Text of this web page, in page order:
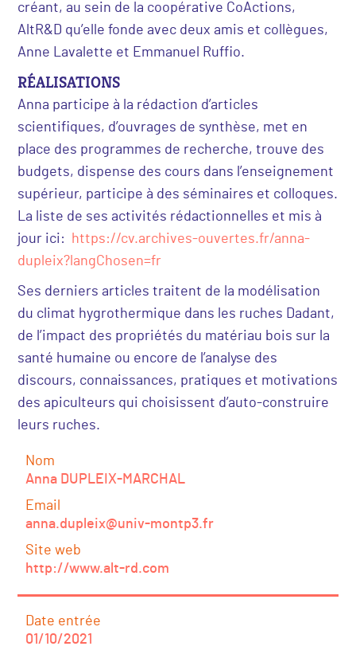
Nom
Anna DUPLEIX-MARCHAL
Email
anna.dupleix@univ-montp3.fr
Site web
http://www.alt-rd.com
créant, au sein de la coopérative CoActions,
AltR&D qu’elle fonde avec deux amis et collègues,
Anne Lavalette et Emmanuel Ruffio.
RÉALISATIONS
Anna participe à la rédaction d’articles
scientifiques, d’ouvrages de synthèse, met en
place des programmes de recherche, trouve des
budgets, dispense des cours dans l’enseignement
supérieur, participe à des séminaires et colloques.
La liste de ses activités rédactionnelles et mis à
jour ici: https://cv.archives-ouvertes.fr/anna-
dupleix?langChosen=fr
Ses derniers articles traitent de la modélisation
du climat hygrothermique dans les ruches Dadant,
de l’impact des propriétés du matériau bois sur la
santé humaine ou encore de l’analyse des
discours, connaissances, pratiques et motivations
des apiculteurs qui choisissent d’auto-construire
leurs ruches.
Date entrée
01/10/2021